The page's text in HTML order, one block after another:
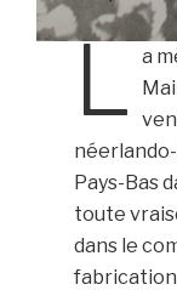
L a
Pays-Bas
toute
dans le